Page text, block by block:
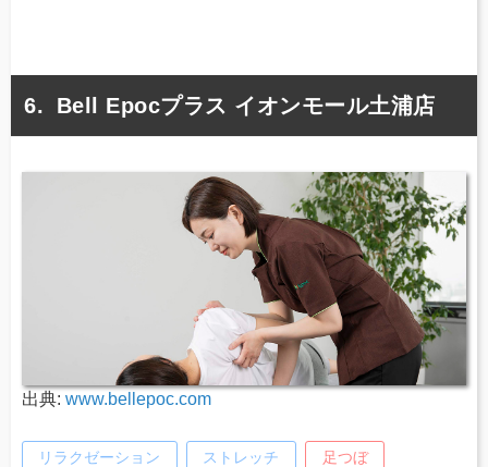
Bell Epocプラス イオンモール土浦店
出典: www.bellepoc.com
リラクゼーション ストレッチ 足つぼ